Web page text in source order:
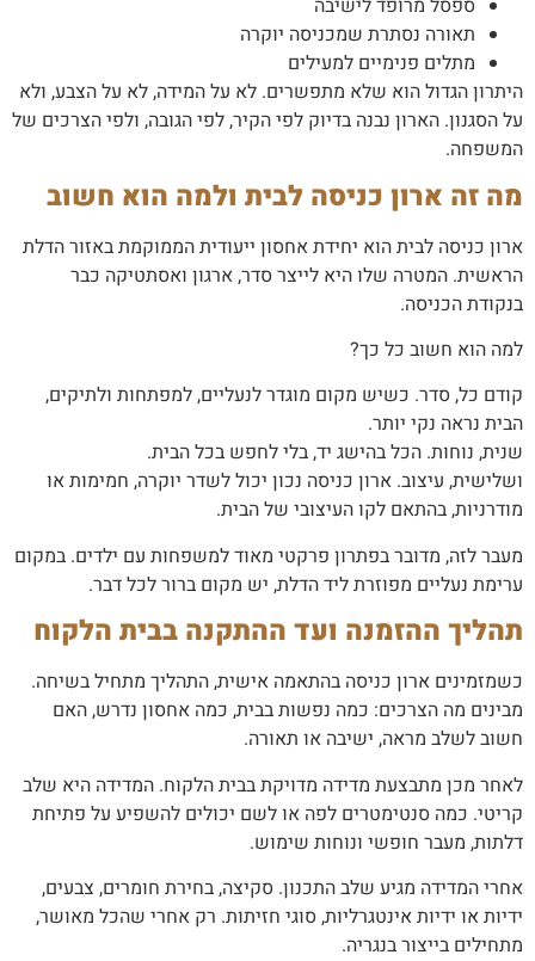
ספסל מרופד לישיבה
תאורה נסתרת שמכניסה יוקרה
מתלים פנימיים למעילים
היתרון הגדול הוא שלא מתפשרים. לא על המידה, לא על הצבע, ולא
על הסגנון. הארון נבנה בדיוק לפי הקיר, לפי הגובה, ולפי הצרכים של
המשפחה.
מה זה ארון כניסה לבית ולמה הוא חשוב
ארון כניסה לבית הוא יחידת אחסון ייעודית הממוקמת באזור הדלת
הראשית. המטרה שלו היא לייצר סדר, ארגון ואסתטיקה כבר
בנקודת הכניסה.
למה הוא חשוב כל כך?
קודם כל, סדר. כשיש מקום מוגדר לנעליים, למפתחות ולתיקים,
הבית נראה נקי יותר.
שנית, נוחות. הכל בהישג יד, בלי לחפש בכל הבית.
ושלישית, עיצוב. ארון כניסה נכון יכול לשדר יוקרה, חמימות או
מודרניות, בהתאם לקו העיצובי של הבית.
מעבר לזה, מדובר בפתרון פרקטי מאוד למשפחות עם ילדים. במקום
ערימת נעליים מפוזרת ליד הדלת, יש מקום ברור לכל דבר.
תהליך ההזמנה ועד ההתקנה בבית הלקוח
כשמזמינים ארון כניסה בהתאמה אישית, התהליך מתחיל בשיחה.
מבינים מה הצרכים: כמה נפשות בבית, כמה אחסון נדרש, האם
חשוב לשלב מראה, ישיבה או תאורה.
לאחר מכן מתבצעת מדידה מדויקת בבית הלקוח. המדידה היא שלב
קריטי. כמה סנטימטרים לפה או לשם יכולים להשפיע על פתיחת
דלתות, מעבר חופשי ונוחות שימוש.
אחרי המדידה מגיע שלב התכנון. סקיצה, בחירת חומרים, צבעים,
ידיות או ידיות אינטגרליות, סוגי חזיתות. רק אחרי שהכל מאושר,
מתחילים בייצור בנגריה.